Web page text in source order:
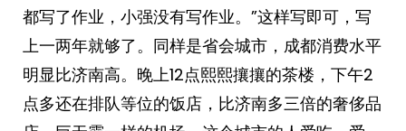
都写了作业，小强没有写作业。”这样写即可，写
上一两年就够了。同样是省会城市，成都消费水平
明显比济南高。晚上12点熙熙攘攘的茶楼，下午2
点多还在排队等位的饭店，比济南多三倍的奢侈品